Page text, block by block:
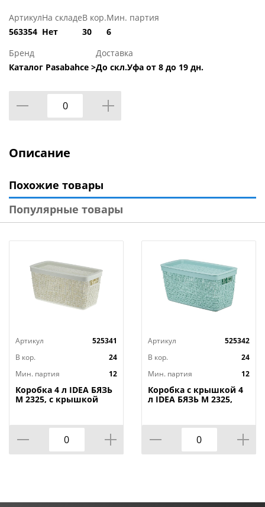
Артикул
563354
На складе
Нет
В кор.
30
Мин. партия
6
Бренд
Каталог Pasabahce >
Доставка
До скл.Уфа от 8 до 19 дн.
Описание
Похожие товары
Популярные товары
Артикул
525341
В кор.
24
Мин. партия
12
Коробка 4 л IDEA БЯЗЬ
М 2325, с крышкой
Артикул
525342
В кор.
24
Мин. партия
12
Коробка с крышкой 4
л IDEA БЯЗЬ М 2325,